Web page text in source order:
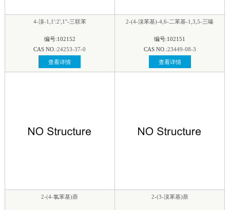
4-溴-1,1':2',1''-三联苯
编号:102152
CAS NO.:24253-37-0
查看详情
2-(4-溴苯基)-4,6-二苯基-1,3,5-三嗪
编号:102151
CAS NO.:23449-08-3
查看详情
2-(4-氯苯基)萘 2-(3-溴苯基)萘